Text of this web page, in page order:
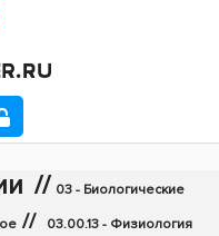
// 03 - Биологические
// 03.00.13 - Физиология